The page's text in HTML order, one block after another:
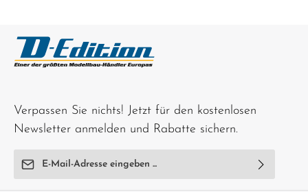
Verpassen Sie nichts! Jetzt für den kostenlosen
Newsletter anmelden und Rabatte sichern.
E-Mail-Adresse*
Ich habe dieDatenschutzbestimmungenzur Kenntnis